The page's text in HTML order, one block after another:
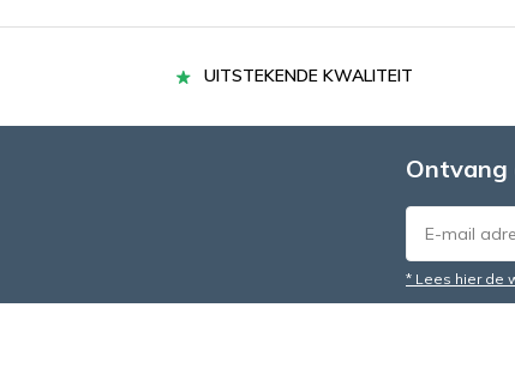
UITSTEKENDE KWALITEIT
Ontvang
* Lees hier de